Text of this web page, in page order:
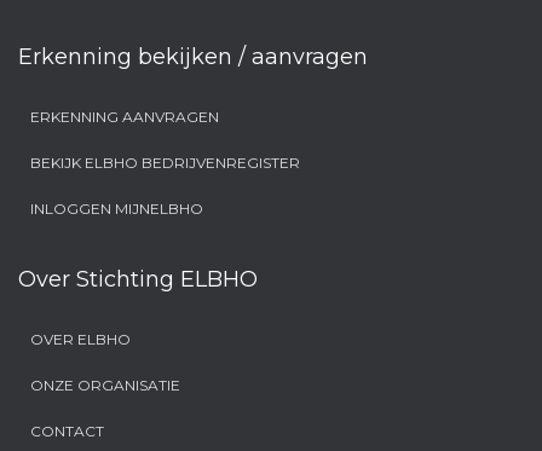
Erkenning bekijken / aanvragen
ERKENNING AANVRAGEN
BEKIJK ELBHO BEDRIJVENREGISTER
INLOGGEN MIJNELBHO
Over Stichting ELBHO
OVER ELBHO
ONZE ORGANISATIE
CONTACT